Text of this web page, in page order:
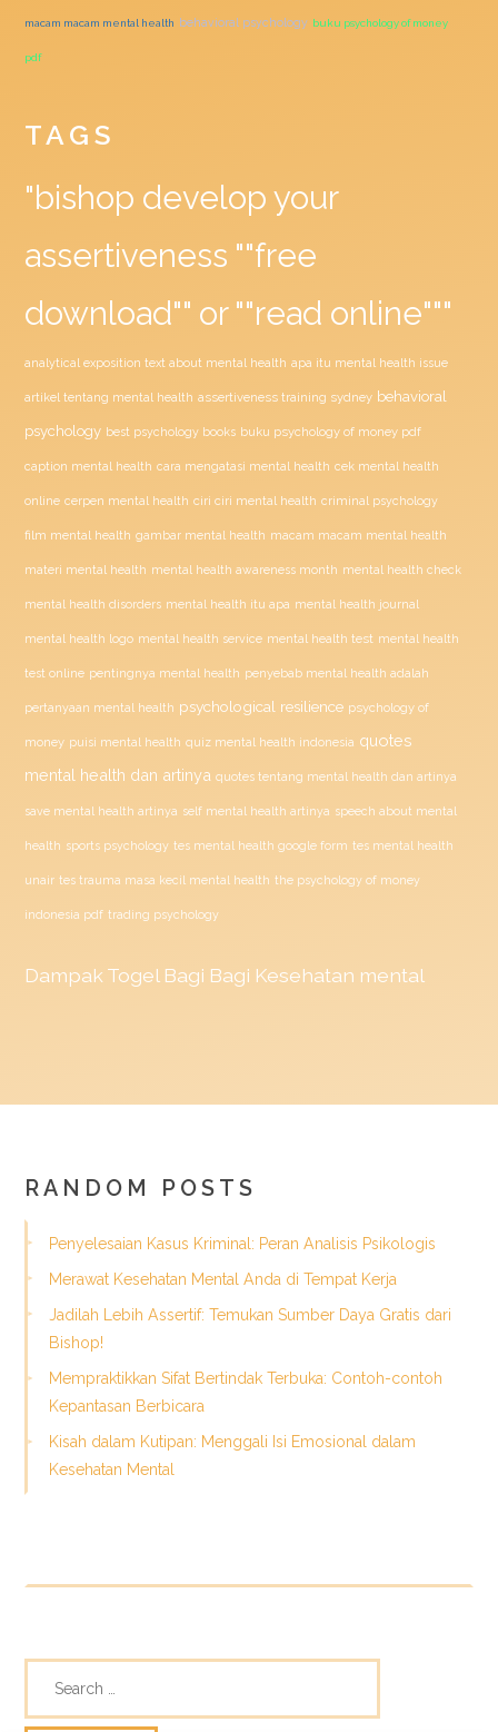
macam macam mental health behavioral psychology buku psychology of money
pdf
TAGS
"bishop develop your
assertiveness ""free
download"" or ""read online"""
analytical exposition text about mental health apa itu mental health issue
artikel tentang mental health assertiveness training sydney behavioral
psychology best psychology books buku psychology of money pdf
caption mental health cara mengatasi mental health cek mental health
online cerpen mental health ciri ciri mental health criminal psychology
film mental health gambar mental health macam macam mental health
materi mental health mental health awareness month mental health check
mental health disorders mental health itu apa mental health journal
mental health logo mental health service mental health test mental health
test online pentingnya mental health penyebab mental health adalah
pertanyaan mental health psychological resilience psychology of
money puisi mental health quiz mental health indonesia quotes
mental health dan artinya quotes tentang mental health dan artinya
save mental health artinya self mental health artinya speech about mental
health sports psychology tes mental health google form tes mental health
unair tes trauma masa kecil mental health the psychology of money
indonesia pdf trading psychology
Dampak Togel Bagi Bagi Kesehatan mental
RANDOM POSTS
Penyelesaian Kasus Kriminal: Peran Analisis Psikologis
Merawat Kesehatan Mental Anda di Tempat Kerja
Jadilah Lebih Assertif: Temukan Sumber Daya Gratis dari
Bishop!
Mempraktikkan Sifat Bertindak Terbuka: Contoh-contoh
Kepantasan Berbicara
Kisah dalam Kutipan: Menggali Isi Emosional dalam
Kesehatan Mental